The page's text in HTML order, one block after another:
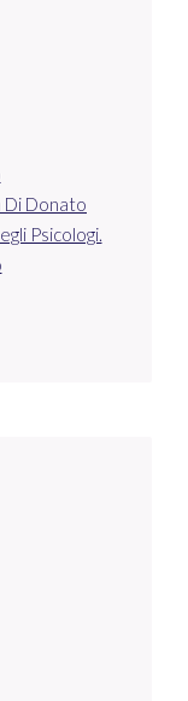
Di Donato
Psicologi.